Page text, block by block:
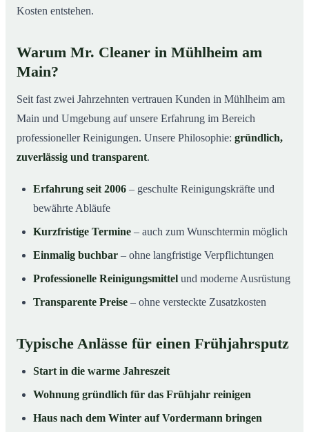
Kosten entstehen.
Warum Mr. Cleaner in Mühlheim am
Main?
Seit fast zwei Jahrzehnten vertrauen Kunden in Mühlheim am
Main und Umgebung auf unsere Erfahrung im Bereich
professioneller Reinigungen. Unsere Philosophie: gründlich,
zuverlässig und transparent.
Erfahrung seit 2006 – geschulte Reinigungskräfte und
bewährte Abläufe
Kurzfristige Termine – auch zum Wunschtermin möglich
Einmalig buchbar – ohne langfristige Verpflichtungen
Professionelle Reinigungsmittel und moderne Ausrüstung
Transparente Preise – ohne versteckte Zusatzkosten
Typische Anlässe für einen Frühjahrsputz
Start in die warme Jahreszeit
Wohnung gründlich für das Frühjahr reinigen
Haus nach dem Winter auf Vordermann bringen